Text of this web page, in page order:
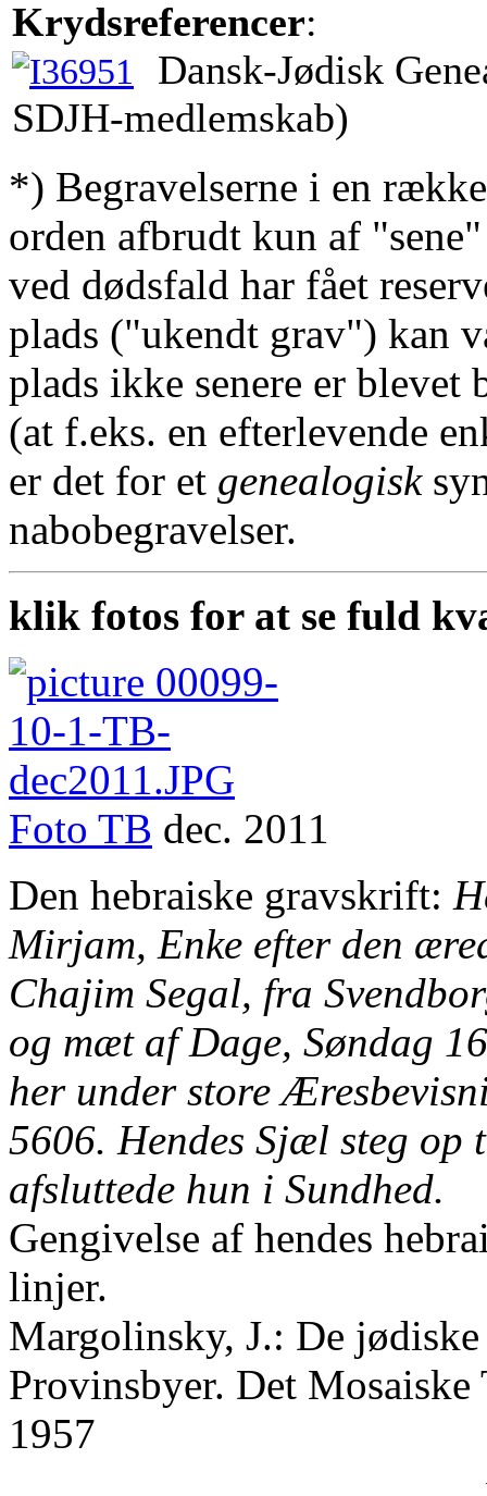
Krydsreferencer:
Dansk-Jødisk
SDJH-medlemskab)
*) Begravelserne i en
orden afbrudt kun af
ved dødsfald har fået
plads ("ukendt grav") kan
plads ikke senere er
(at f.eks. en efterlevende
er det for et genealogisk
nabobegravelser.
klik fotos for at se fuld
Foto TB dec. 2011
Den hebraiske gravskrift:
Mirjam, Enke efter den
Chajim Segal, fra
og mæt af Dage, Søndag
her under store
5606. Hendes Sjæl steg op
afsluttede hun i Sundhed.
Gengivelse af hendes
linjer.
Margolinsky, J.: De
Provinsbyer. Det
1957